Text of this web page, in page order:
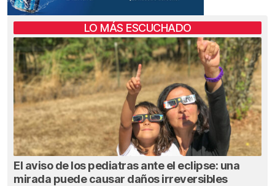
LO MÁS ESCUCHADO
El aviso de los pediatras ante el eclipse: una
mirada puede causar daños irreversibles